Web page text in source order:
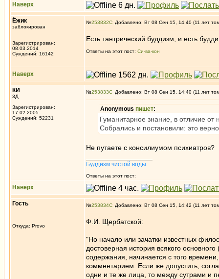
Наверх
Ёжик
заблокирован
Зарегистрирован:
08.03.2014
Суждений: 16142
№253832 Добавлено: Вт 08 Сен 15, 14:40 (11 лет
Есть тантрический буддизм, и есть
Ответы на этот пост: Си-ва-кон
Наверх
КИ
3Д
Зарегистрирован:
17.02.2005
Суждений: 52231
№253833 Добавлено: Вт 08 Сен 15, 14:40 (11 лет
Anonymous пишет:
Гуманитарное знание, в отличие от
Собрались и постановили: это
Не путаете с консилиумом психиатров?
Буддизм чистой воды
Ответы на этот пост:
Наверх
Гость
Откуда: Provo
№253834 Добавлено: Вт 08 Сен 15, 14:42 (11 лет
Ф.И. Щербатской:
"Но начало или зачатки известных
достоверная история всякого
содержания, начинается с того
комментарием. Если же допустить,
одни и те же лица, то между сутрами и